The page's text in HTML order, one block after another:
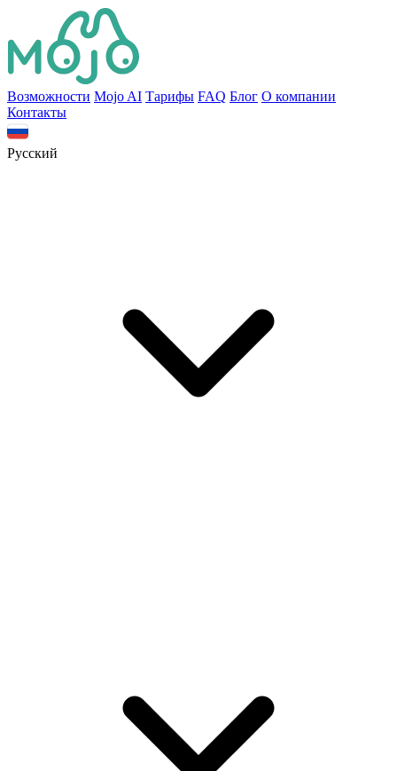
Bозможности Mojo AI Тарифы FAQ Блог О компании
Контакты
Русский